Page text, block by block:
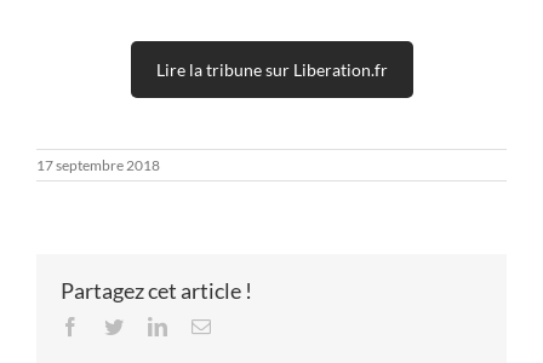
Lire la tribune sur Liberation.fr
17 septembre 2018
Partagez cet article !
Facebook
TwitterLinkedInEmail